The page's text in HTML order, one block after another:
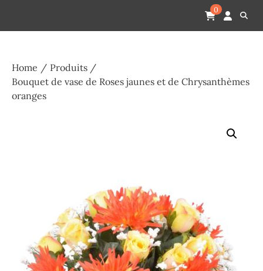
content
Espace Funéraire Michel Gardechaux
0
Home
Produits
Bouquet de vase de Roses jaunes et de Chrysanthèmes
oranges